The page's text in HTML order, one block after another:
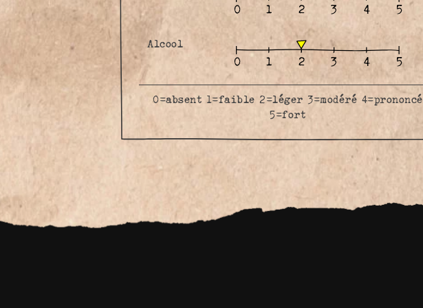
Alcool
0=absent 1=faible 2=léger 3=modéré 4=prononcé
5=fort